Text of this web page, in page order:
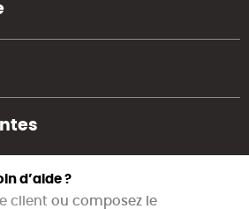
d’aide ?
client ou composez le